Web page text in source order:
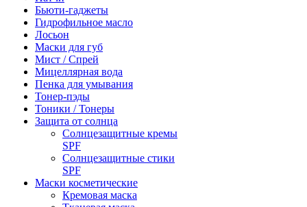
Бьюти-гаджеты
Гидрофильное масло
Лосьон
Маски для губ
Мист / Спрей
Мицеллярная вода
Пенка для умывания
Тонер-пэды
Тоники / Тонеры
Защита от солнца
Солнцезащитные кремы
SPF
Солнцезащитные стики
SPF
Маски косметические
Кремовая маска